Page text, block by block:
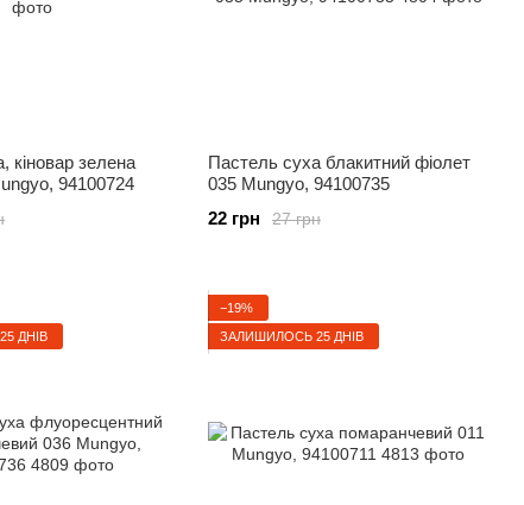
кіновар зелена
94100724
Пастель суха блакитний фіолет
035 Mungyo, 94100735
27 грн
22 грн
ДНІВ
−19%
ЗАЛИШИЛОСЬ 25 ДНІВ